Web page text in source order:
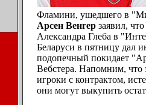
Фламини, ушедшего в
Арсен Венгер заявил,
Александра Глеба в
Беларуси в пятницу дал
подопечный покидает
Вебстера. Напомним, что
игроки с контрактом,
они могут выкупить